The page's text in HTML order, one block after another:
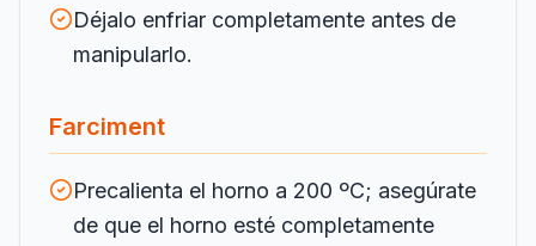
Déjalo enfriar completamente antes de
manipularlo.
Farciment
Precalienta el horno a 200 ºC; asegúrate
de que el horno esté completamente